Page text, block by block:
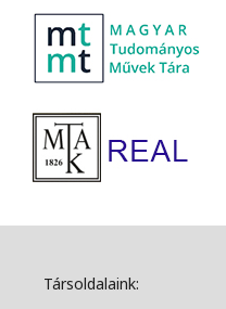
Társoldalaink: